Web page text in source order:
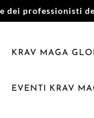
dei professionisti
KRAV MAGA
EVENTI KRAV